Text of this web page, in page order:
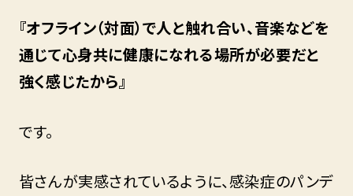
『オフライン（対面）で人と触れ合い、音楽などを
通じて心身共に健康になれる場所が必要だと
強く感じたから』
です。
皆さんが実感されているように、感染症のパンデ